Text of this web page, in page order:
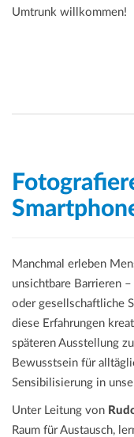
Umtrunk willkommen!
Manchmal erleben
unsichtbare Barrieren
oder gesellschaftliche
diese Erfahrungen
späteren Ausstellung
Bewusstsein für
Sensibilisierung in
Unter Leitung von
Raum für Austausch,